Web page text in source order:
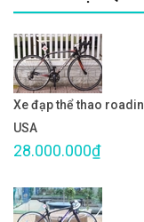
Xe đạp thể thao
USA
28.000.000₫